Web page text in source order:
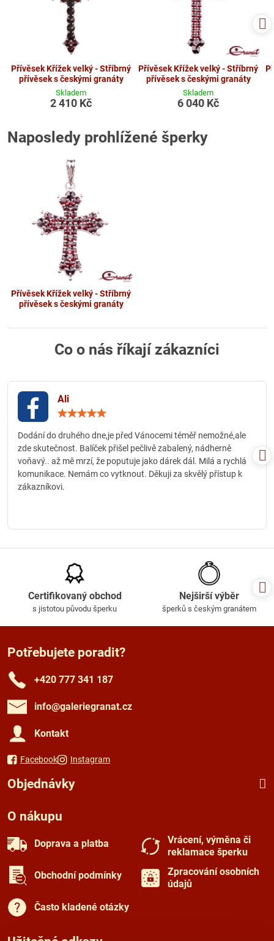
Přívěsek Křížek velký - Stříbrný
přívěsek s českými granáty
Skladem
2 410 Kč
Přívěsek Křížek velký - Stříbrný
přívěsek s českými granáty
Skladem
6 040 Kč
Naposledy prohlížené šperky
Přívěsek Křížek velký - Stříbrný
přívěsek s českými granáty
Co o nás říkají zákazníci
Ali
5
Dodání do druhého dne,je před Vánocemi téměř nemožné,ale
zde skutečnost. Balíček přišel pečlivě zabalený, nádherně
voňavý.. až mě mrzí, že poputuje jako dárek dál. Milá a rychlá
komunikace. Nemám co vytknout. Děkuji za skvělý přístup k
zákazníkovi.
Certifikovaný obchod
s jistotou původu šperku
Nejširší výběr
šperků s českým granátem
Potřebujete poradit?
+420 777 341 187
info​@galeriegranat​.cz
Kontakt
Facebook Instagram
Objednávky
O nákupu
Doprava a platba
Vrácení, výměna či
reklamace šperku
Obchodní podmínky
Zpracování osobních
údajů
Často kladené otázky